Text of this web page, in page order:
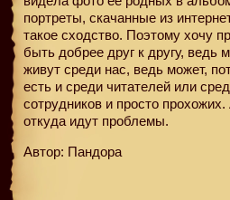
портреты, скачанные из
такое сходство. Поэтому хочу
быть добрее друг к другу, ведь
живут среди нас, ведь может,
есть и среди читателей или
сотрудников и просто
откуда идут проблемы.
Автор: Пандора